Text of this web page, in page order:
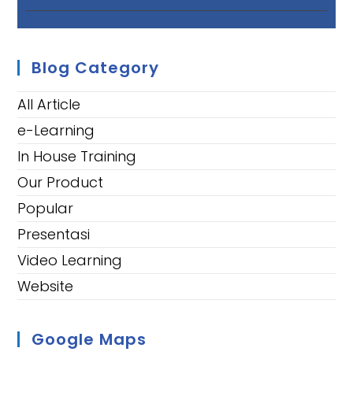
Blog Category
All Article
e-Learning
In House Training
Our Product
Popular
Presentasi
Video Learning
Website
Google Maps